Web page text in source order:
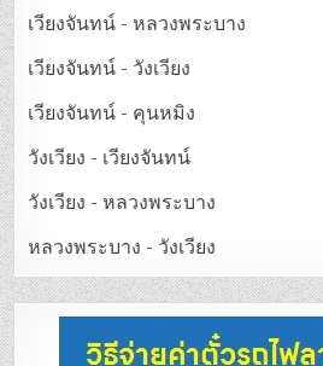
เวียงจันทน์ - หลวงพระบาง
เวียงจันทน์ - วังเวียง
เวียงจันทน์ - คุนหมิง
วังเวียง - เวียงจันทน์
วังเวียง - หลวงพระบาง
หลวงพระบาง - วังเวียง